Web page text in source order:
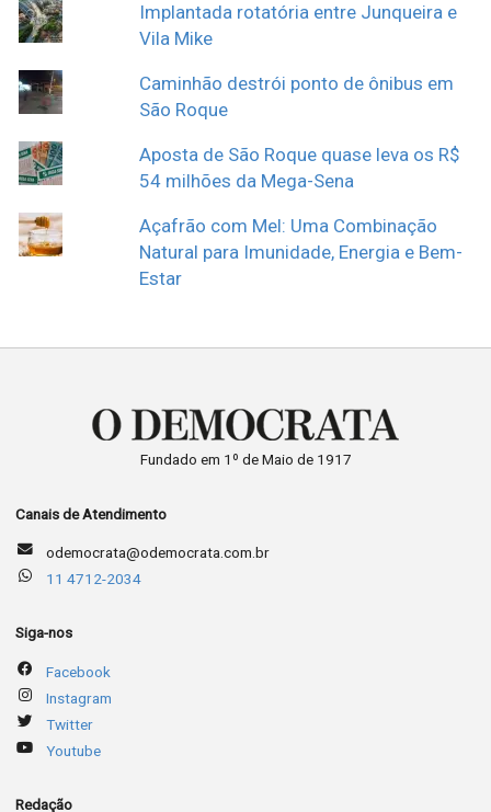
Implantada rotatória entre Junqueira e
Vila Mike
Caminhão destrói ponto de ônibus em
São Roque
Aposta de São Roque quase leva os R$
54 milhões da Mega-Sena
Açafrão com Mel: Uma Combinação
Natural para Imunidade, Energia e Bem-
Estar
Fundado em 1º de Maio de 1917
Canais de Atendimento
odemocrata@odemocrata.com.br
11 4712-2034
Siga-nos
Facebook
Instagram
Twitter
Youtube
Redação